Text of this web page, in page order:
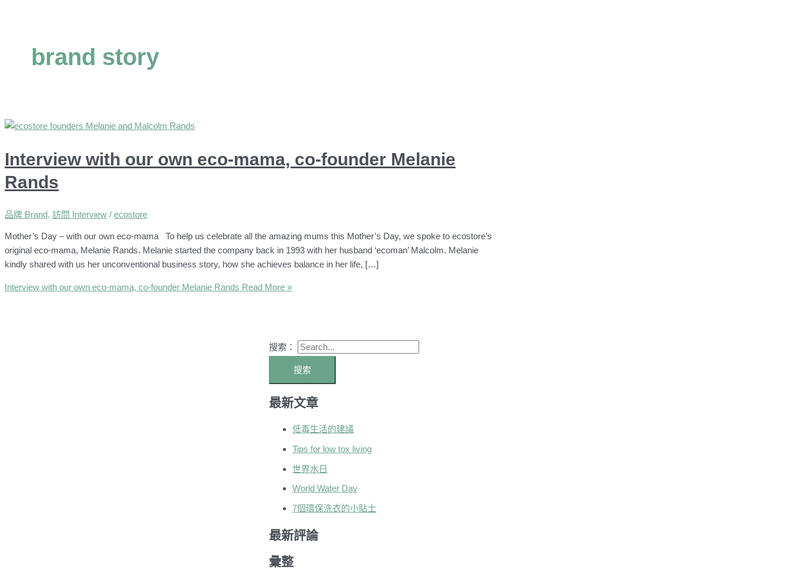
brand story
Interview with our own eco-mama, co-founder Melanie
Rands
品牌 Brand, 訪問 Interview / ecostore
Mother’s Day – with our own eco-mama To help us celebrate all the amazing mums this Mother’s Day, we spoke to ecostore’s
original eco-mama, Melanie Rands. Melanie started the company back in 1993 with her husband ‘ecoman’ Malcolm. Melanie
kindly shared with us her unconventional business story, how she achieves balance in her life, […]
Interview with our own eco-mama, co-founder Melanie Rands Read More »
搜索：
最新文章
低毒生活的建議
Tips for low tox living
世界水日
World Water Day
7個環保洗衣的小貼士
最新評論
彙整